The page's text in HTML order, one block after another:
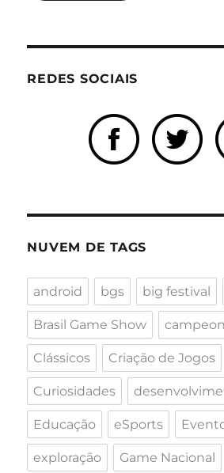
REDES SOCIAIS
NUVEM DE TAGS
android bgs big festival
Brasil Game Show
Clássicos Criação de Jogos
Curiosidades
Educação eSports
exploração Game Nacional